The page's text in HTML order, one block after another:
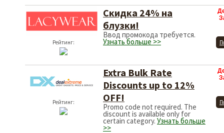
Рейтинг:
Скидка 24% на
блузки!
Ввод промокода требуется.
Узнать больше >>
Рейтинг:
Extra Bulk Rate
Discounts up to 12%
OFF!
Promo code not required. The
discount is available only for
certain category. Узнать больше
>>